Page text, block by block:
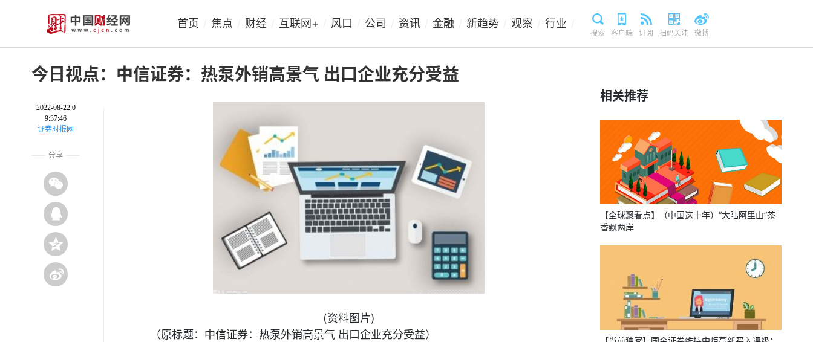
首页 焦点 财经 互联网+ 风口 公司 资讯 金融 新趋势 观察 行业
搜索 客户端 订阅 扫码关注 微博
今日视点：中信证券：热泵外销高景气 出口企业充分受益
2022-08-22 0
9:37:46
证券时报网
分享
(资料图片)
（原标题：中信证券：热泵外销高景气 出口企业充分受益）
相关推荐
【全球聚看点】（中国这十年）“大陆阿里山”茶
香飘两岸